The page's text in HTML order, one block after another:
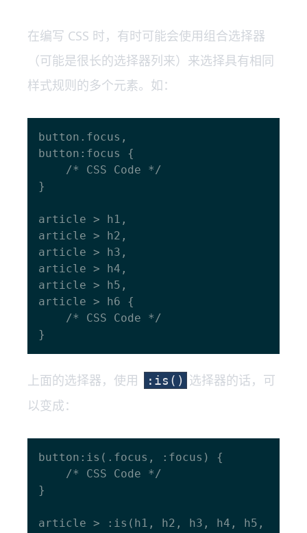
在编写 CSS 时，有时可能会使用组合选择器
（可能是很长的选择器列来）来选择具有相同
样式规则的多个元素。如：
button.focus,
button:focus {
}
article > h1,
article > h2,
article > h3,
article > h4,
article > h5,
article > h6 {
上面的选择器，使用 :is() 选择器的话，可
以变成：
button:is(.focus, :focus) {
}
article > :is(h1, h2, h3, h4, h5,